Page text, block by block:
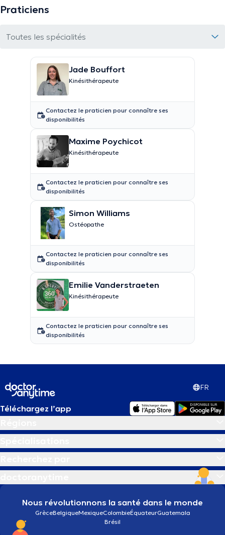
Praticiens
Toutes les spécialités
Jade Bouffort
Kinésithérapeute
Contactez le praticien pour connaître ses
disponibilités
Maxime Poychicot
Kinésithérapeute
Contactez le praticien pour connaître ses
disponibilités
Simon Williams
Ostéopathe
Contactez le praticien pour connaître ses
disponibilités
Emilie Vanderstraeten
Kinésithérapeute
Contactez le praticien pour connaître ses
disponibilités
FR
Téléchargez l’app
Nous révolutionnons la santé dans le monde
GrèceBelgiqueMexiqueColombieÉquateurGuatemala
Brésil